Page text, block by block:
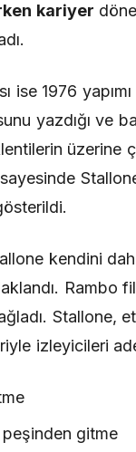
kariyer
ise 1976
yazdığı ve
üzerine
kendini
Rambo
Stallone,
izleyicileri
gitme